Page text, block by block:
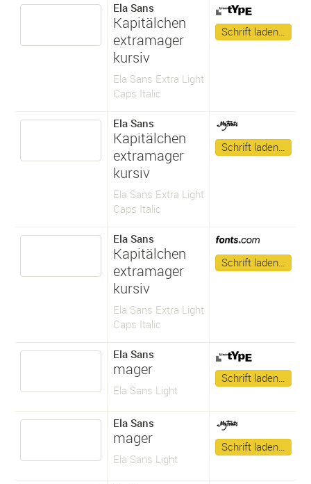
Ela Sans
Kapitälchen
extramager
kursiv
Ela Sans Extra Light
Caps Italic
Schrift laden…
Ela Sans
Kapitälchen
extramager
kursiv
Ela Sans Extra Light
Caps Italic
Schrift laden…
Ela Sans
Kapitälchen
extramager
kursiv
Ela Sans Extra Light
Caps Italic
Schrift laden…
Ela Sans
mager
Ela Sans Light
Schrift laden…
Ela Sans
mager
Ela Sans Light
Schrift laden…